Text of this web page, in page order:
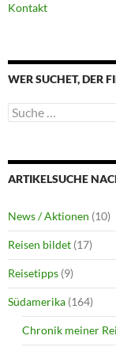
Kontakt
WER SUCHET, DER
Suche
nach:
ARTIKELSUCHE
News / Aktionen (10)
Reisen bildet (17)
Reisetipps (9)
Südamerika (164)
Chronik meiner